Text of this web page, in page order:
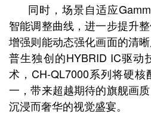
同时，场景自适应
智能调整曲线，进一步提升
增强则能动态强化画面的清
普生独创的HYBRID IC驱动
术，CH-QL7000系列将硬
一，带来超越期待的旗舰画
沉浸而奢华的视觉盛宴。